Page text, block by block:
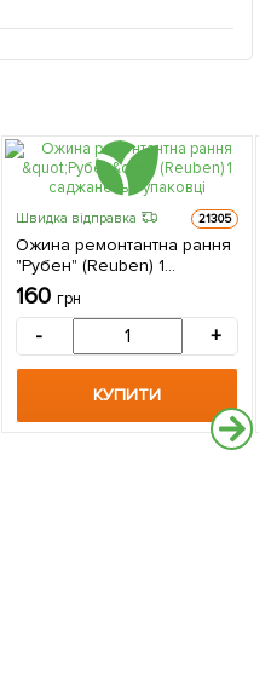
Швидка відправка 21305
Ожина ремонтантна рання
"Рубен" (Reuben) 1
саджанець в упаковці
160 грн
- +
КУПИТИ